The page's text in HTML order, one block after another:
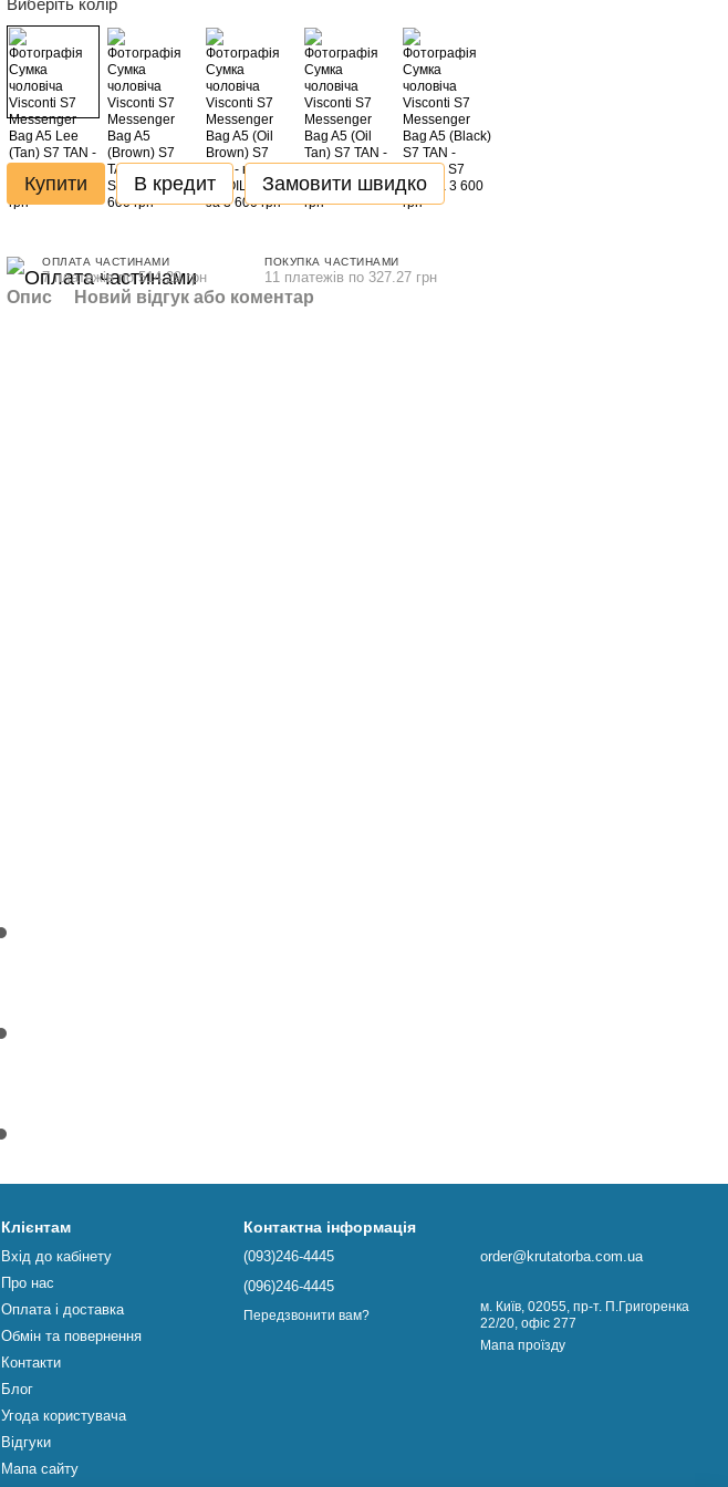
Виберіть колір
Купити В кредит Замовити швидко
ОПЛАТА ЧАСТИНАМИ
7 платежів по 514.29 грн
ПОКУПКА ЧАСТИНАМИ
11 платежів по 327.27 грн
Опис Новий відгук або коментар
Клієнтам
Вхід до кабінету
Про нас
Оплата і доставка
Обмін та повернення
Контакти
Блог
Угода користувача
Відгуки
Мапа сайту
Контактна інформація
(093)246-4445
(096)246-4445
Передзвонити вам?
order@krutatorba.com.ua
м. Київ, 02055, пр-т. П.Григоренка
22/20, офіс 277
Мапа проїзду